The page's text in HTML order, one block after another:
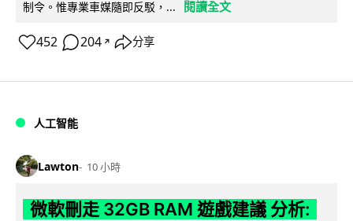
制令。惟專業車媒隨即反駁，...
閱讀全文
452 204 ↗ 分享
人工智能
Lawton 10 小時
微軟刪走 32GB RAM 遊戲建議 分析: